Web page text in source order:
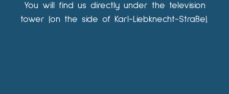
You will find us directly under the television
tower (on the side of Karl-Liebknecht-Straße).